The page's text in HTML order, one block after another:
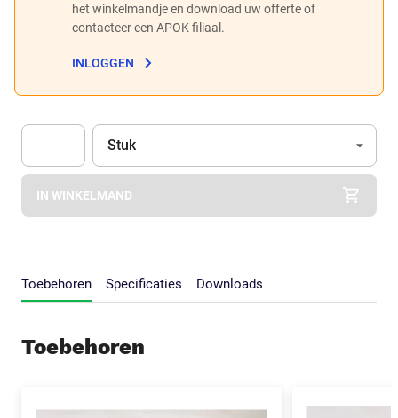
het winkelmandje en download uw offerte of
contacteer een APOK filiaal.
INLOGGEN
Apok.Product.Detail.AddToCart.Quantity (Optioneel)
Eenheid
Stuk
IN WINKELMAND
Toebehoren Specificaties Downloads
Toebehoren